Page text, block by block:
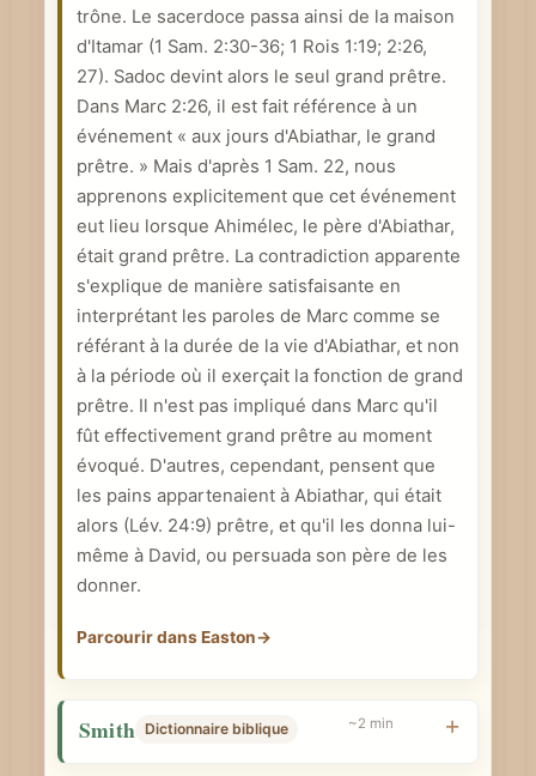
trône. Le sacerdoce passa ainsi de la maison
d'Itamar (1 Sam. 2:30-36; 1 Rois 1:19; 2:26,
27). Sadoc devint alors le seul grand prêtre.
Dans Marc 2:26, il est fait référence à un
événement « aux jours d'Abiathar, le grand
prêtre. » Mais d'après 1 Sam. 22, nous
apprenons explicitement que cet événement
eut lieu lorsque Ahimélec, le père d'Abiathar,
était grand prêtre. La contradiction apparente
s'explique de manière satisfaisante en
interprétant les paroles de Marc comme se
référant à la durée de la vie d'Abiathar, et non
à la période où il exerçait la fonction de grand
prêtre. Il n'est pas impliqué dans Marc qu'il
fût effectivement grand prêtre au moment
évoqué. D'autres, cependant, pensent que
les pains appartenaient à Abiathar, qui était
alors (Lév. 24:9) prêtre, et qu'il les donna lui-
même à David, ou persuada son père de les
donner.
Parcourir dans Easton→
Smith Dictionnaire biblique ~2 min